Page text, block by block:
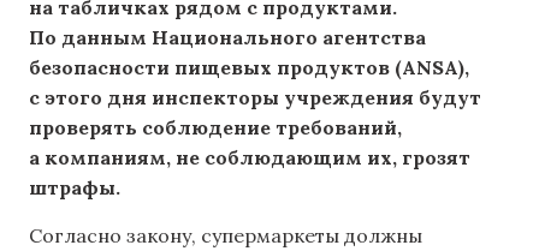
на табличках рядом с продуктами.
По данным Национального агентства
безопасности пищевых продуктов (ANSA),
с этого дня инспекторы учреждения будут
проверять соблюдение требований,
а компаниям, не соблюдающим их, грозят
штрафы.
Согласно закону, супермаркеты должны